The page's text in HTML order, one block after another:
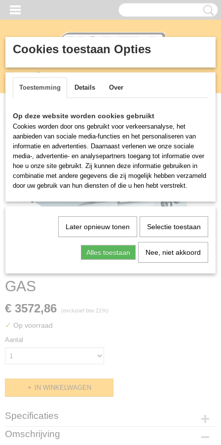
Inloggen Registreren
(0)
Home >KEUKEN>900 mm professionele kooklijn
KOOKPLAATUNIT GAS
PRO 900 KOOKPLAATUNIT
GAS
€ 3572,86 (exclusief btw 21%)
✓ Op voorraad
Aantal
IN WINKELWAGEN
Specificaties
Productcode
Omschrijving
Cookies toestaan Opties
Toestemming Details Over
Op deze website worden cookies gebruikt
Cookies worden door ons gebruikt voor verkeersanalyse, het
aanbieden van sociale media-functies en het personaliseren van
informatie en advertenties. Daarnaast verlenen we onze sociale
media-, advertentie- en analysepartners toegang tot informatie over
hoe u onze site gebruikt. Zij kunnen deze informatie gebruiken in
combinatie met andere gegevens die zij mogelijk hebben verzameld
door uw gebruik van hun diensten of die u hen hebt verstrekt.
Later opnieuw tonen Selectie toestaan
Alles toestaan Nee, niet akkoord